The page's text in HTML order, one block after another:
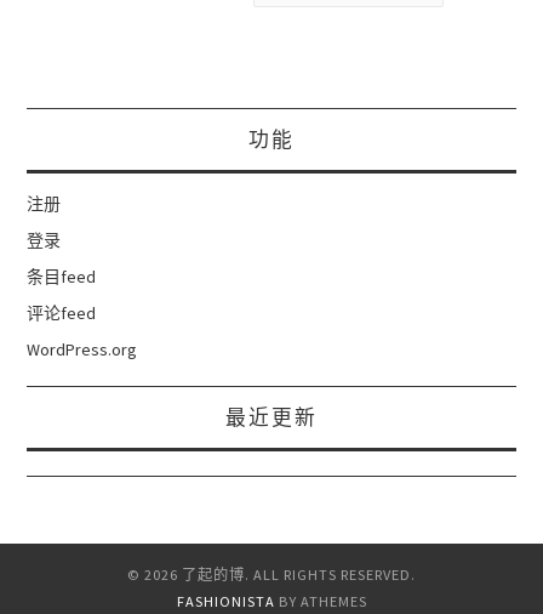
功能
注册
登录
条目feed
评论feed
WordPress.org
最近更新
© 2026 了起的博. ALL RIGHTS RESERVED.
FASHIONISTA BY ATHEMES